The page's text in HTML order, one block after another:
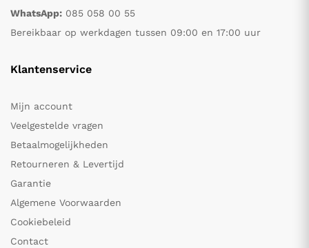
WhatsApp: 085 058 00 55
Bereikbaar op werkdagen tussen 09:00 en 17:00 uur
Klantenservice
Mijn account
Veelgestelde vragen
Betaalmogelijkheden
Retourneren & Levertijd
Garantie
Algemene Voorwaarden
Cookiebeleid
Contact